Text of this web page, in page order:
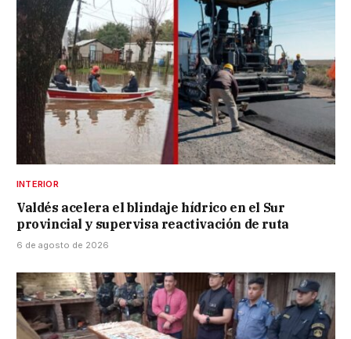
INTERIOR
Valdés acelera el blindaje hídrico en el Sur
provincial y supervisa reactivación de ruta
6 de agosto de 2026